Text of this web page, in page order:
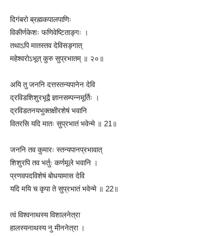
दिगंबरो ब्रह्मकपालपाणिः
विकीर्णकेशः फणिवेष्टिताङ्गः ।
तथाऽपि मातस्तव देविसङ्गात्
महेश्वरोऽभूत् कुरु सुप्रभातम् ॥ २०॥
अयि तु जननि दत्तस्तन्यपानेन देवि
द्रविडशिशुरभूद्वै ज्ञानसम्पन्नमूर्तिः ।
द्रविडतनयभुक्तक्षीरशेषं भवानि
वितरसि यदि मातः सुप्रभातं भवेन्मे ॥ 21॥
जननि तव कुमारः स्तन्यपानप्रभावात्
शिशुरपि तव भर्तुः कर्णमूले भवानि ।
प्रणवपदविशेषं बोधयामास देवि
यदि मयि च कृपा ते सुप्रभातं भवेन्मे ॥ 22॥
त्वं विश्वनाथस्य विशालनेत्रा
हालस्यनाथस्य नु मीननेत्रा ।